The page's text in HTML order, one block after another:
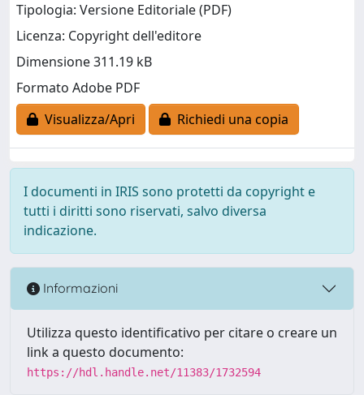
Tipologia: Versione Editoriale (PDF)
Licenza: Copyright dell'editore
Dimensione 311.19 kB
Formato Adobe PDF
Visualizza/Apri
Richiedi una copia
I documenti in IRIS sono protetti da copyright e
tutti i diritti sono riservati, salvo diversa
indicazione.
Informazioni
Utilizza questo identificativo per citare o creare un
link a questo documento:
https://hdl.handle.net/11383/1732594